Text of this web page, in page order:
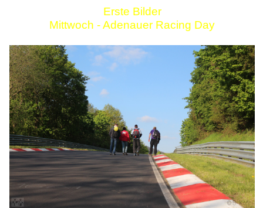
Erste Bilder
Mittwoch - Adenauer Racing Day